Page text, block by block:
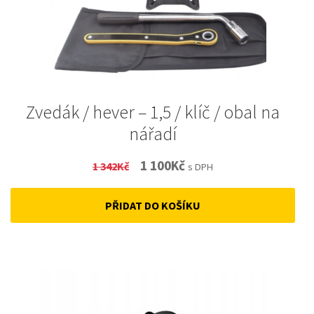
Zvedák / hever – 1,5 / klíč / obal na
nářadí
1 342Kč
Original
price
was:
1 100KčCurrent
price
is:
s DPH
PŘIDAT DO KOŠÍKU